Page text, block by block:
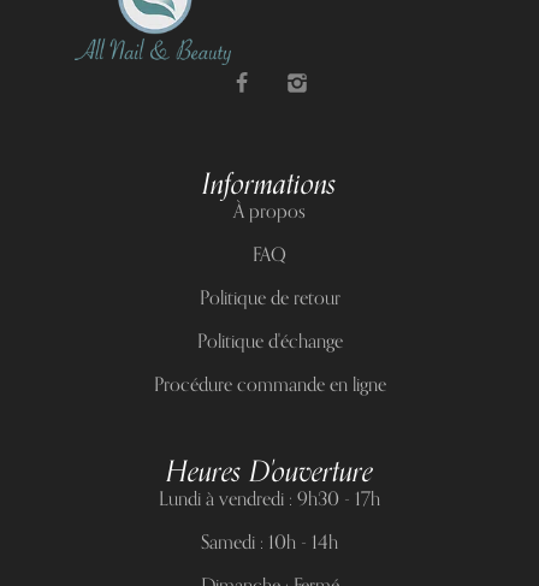
Informations
À propos
FAQ
Politique de retour
Politique d'échange
Procédure commande en ligne
Heures D'ouverture
Lundi à vendredi : 9h30 - 17h
Samedi : 10h - 14h